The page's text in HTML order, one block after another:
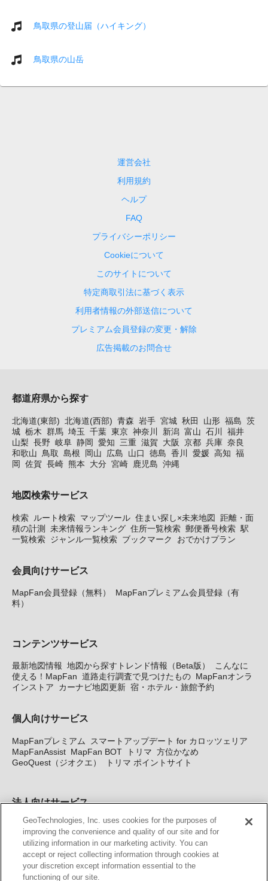
鳥取県の登山届（ハイキング）
鳥取県の山岳
運営会社
利用規約
ヘルプ
FAQ
プライバシーポリシー
Cookieについて
このサイトについて
特定商取引法に基づく表示
利用者情報の外部送信について
プレミアム会員登録の変更・解除
広告掲載のお問合せ
都道府県から探す
北海道(東部) 北海道(西部) 青森 岩手 宮城 秋田 山形 福島 茨
城 栃木 群馬 埼玉 千葉 東京 神奈川 新潟 富山 石川
福井
山梨 長野 岐阜 静岡 愛知 三重 滋賀 大阪 京都 兵庫 奈良
和歌山
鳥取 島根 岡山 広島 山口 徳島 香川 愛媛 高知 福
岡
佐賀 長崎 熊本 大分 宮崎 鹿児島 沖縄
地図検索サービス
検索 ルート検索 マップツール 住まい探し×未来地図
距離・面
積の計測 未来情報ランキング 住所一覧検索 郵便番号検索 駅
一覧検索 ジャンル一覧検索 ブックマーク おでかけプラン
会員向けサービス
MapFan会員登録（無料）
MapFanプレミアム会員登録（有
料）
コンテンツサービス
最新地図情報 地図から探すトレンド情報（Beta版）
こんなに
使える！MapFan 道路走行調査で見つけたもの MapFanオンラ
インストア
カーナビ地図更新 宿・ホテル・旅館予約
個人向けサービス
MapFanプレミアム
スマートアップデート for カロッツェリア
MapFanAssist MapFan BOT トリマ 方位かなめ
GeoQuest（ジオクエ）
トリマ ポイントサイト
法人向けサービス
法人向け地図・位置情報サービス WEBサイト・システム向け地
図API Windows PC向け地図開発キット MapFan DB 住所確認
サービス
MAP WORLD+ トリマ広告 Geo-Research
GeoTechnologies, Inc. uses cookies for the purposes of
improving the convenience and quality of our site and for
utilizing information in our marketing activity. You can
accept or reject collecting information through cookies at
your discretion except information essential to the
functioning of our site.